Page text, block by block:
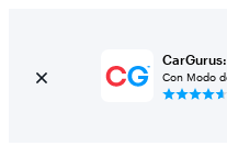
Con Modo